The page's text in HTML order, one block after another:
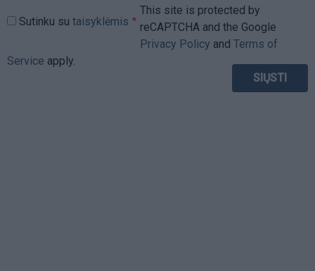
Sutinku su taisyklėmis
This site is protected by
reCAPTCHA and the Google
Privacy Policy and Terms of
Service apply.